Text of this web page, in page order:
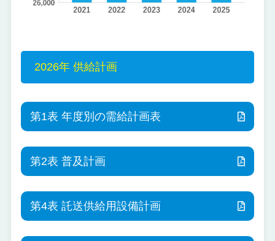
2026年 供給計画
第1表 年度別の需給計画表
第2表 普及計画
第4表 託送供給用設備計画